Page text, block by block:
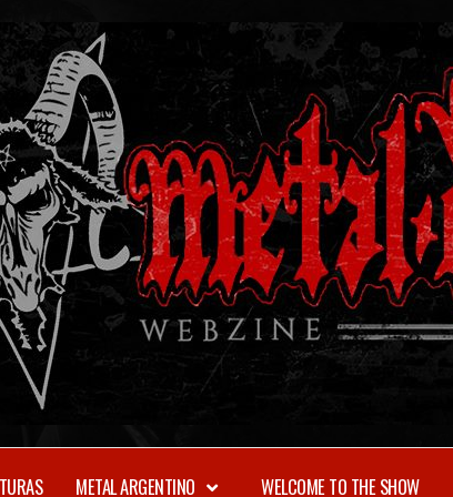
METAL ARGENTINO WELCOME TO THE SHOW